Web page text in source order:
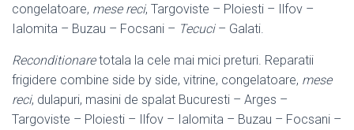
congelatoare, mese reci, Targoviste – Ploiesti – Ilfov –
Ialomita – Buzau – Focsani – Tecuci– Galati.
Reconditionaretotala la cele mai mici preturi. Reparatii
frigidere combine side by side, vitrine, congelatoare, mese
reci, dulapuri, masini de spalat Bucuresti – Arges –
Targoviste – Ploiesti – Ilfov – Ialomita – Buzau – Focsani –